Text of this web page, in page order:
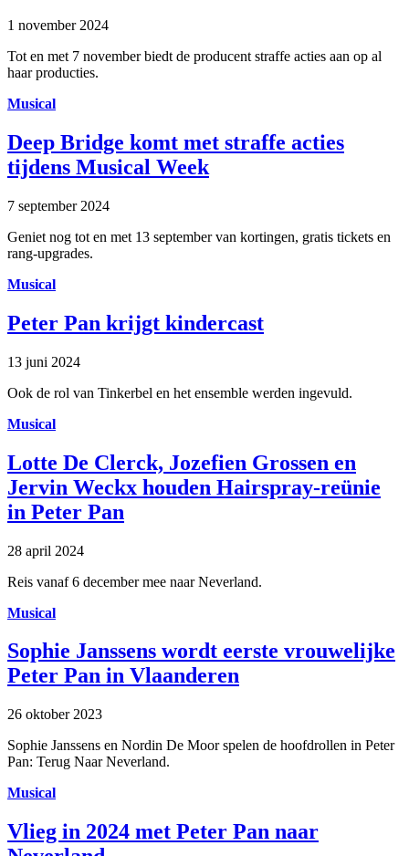
1 november 2024
Tot en met 7 november biedt de producent straffe acties aan op al
haar producties.
Musical
Deep Bridge komt met straffe acties
tijdens Musical Week
7 september 2024
Geniet nog tot en met 13 september van kortingen, gratis tickets en
rang-upgrades.
Musical
Peter Pan krijgt kindercast
13 juni 2024
Ook de rol van Tinkerbel en het ensemble werden ingevuld.
Musical
Lotte De Clerck, Jozefien Grossen en
Jervin Weckx houden Hairspray-reünie
in Peter Pan
28 april 2024
Reis vanaf 6 december mee naar Neverland.
Musical
Sophie Janssens wordt eerste vrouwelijke
Peter Pan in Vlaanderen
26 oktober 2023
Sophie Janssens en Nordin De Moor spelen de hoofdrollen in Peter
Pan: Terug Naar Neverland.
Musical
Vlieg in 2024 met Peter Pan naar